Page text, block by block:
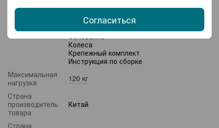
Согласиться
Комплектация
Спинка
Сидения
Колеса
Крепежный комплект
Инструкция по сборке
Максимальная
нагрузка
120 кг
Страна
производитель
товара
Китай
Страна